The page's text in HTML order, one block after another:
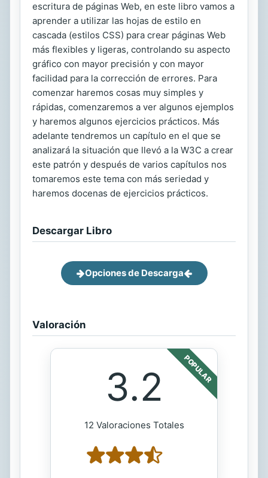
escritura de páginas Web, en este libro vamos a
aprender a utilizar las hojas de estilo en
cascada (estilos CSS) para crear páginas Web
más flexibles y ligeras, controlando su aspecto
gráfico con mayor precisión y con mayor
facilidad para la corrección de errores. Para
comenzar haremos cosas muy simples y
rápidas, comenzaremos a ver algunos ejemplos
y haremos algunos ejercicios prácticos. Más
adelante tendremos un capítulo en el que se
analizará la situación que llevó a la W3C a crear
este patrón y después de varios capítulos nos
tomaremos este tema con más seriedad y
haremos docenas de ejercicios prácticos.
Descargar Libro
Opciones de Descarga
Valoración
POPULAR
3.2
12 Valoraciones Totales